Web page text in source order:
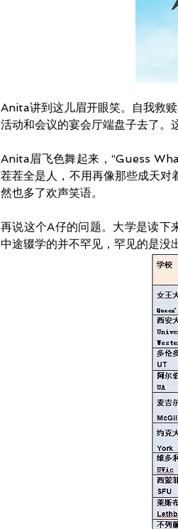
Anita讲到这儿眉开眼笑。自我救
活动和会议的宴会厅端盘子去了。
Anita眉飞色舞起来，“Guess
茬茬全是人，不用再像那些成天对
然也多了欢声笑语。
再说这个A仔的问题。大学是读下
中途辍学的并不罕见，罕见的是没